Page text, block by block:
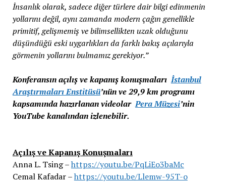
İnsanlık olarak, sadece diğer türlere dair bilgi edinmenin
yollarını değil, aynı zamanda modern çağın genellikle
primitif, gelişmemiş ve bilimsellikten uzak olduğunu
düşündüğü eski uygarlıkları da farklı bakış açılarıyla
görmenin yollarını bulmamız gerekiyor.”
Konferansın açılış ve kapanış konuşmalarıİstanbul
Araştırmaları Enstitüsü’nün ve 29,9 km programı
kapsamında hazırlanan videolarPera Müzesi’nin
YouTube kanalından izlenebilir.
Açılış ve Kapanış Konuşmaları
Anna L. Tsing –https://youtu.be/PqLiEo3baMc
Cemal Kafadar –https://youtu.be/Llemw-95T-o